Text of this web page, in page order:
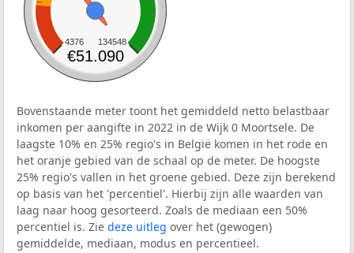
4376 134548
€51.090
Bovenstaande meter toont het gemiddeld netto belastbaar
inkomen per aangifte in 2022 in de Wijk 0 Moortsele. De
laagste 10% en 25% regio's in België komen in het rode en
het oranje gebied van de schaal op de meter. De hoogste
25% regio's vallen in het groene gebied. Deze zijn berekend
op basis van het 'percentiel'. Hierbij zijn alle waarden van
laag naar hoog gesorteerd. Zoals de mediaan een 50%
percentiel is. Zie deze uitleg over het (gewogen)
gemiddelde, mediaan, modus en percentieel.